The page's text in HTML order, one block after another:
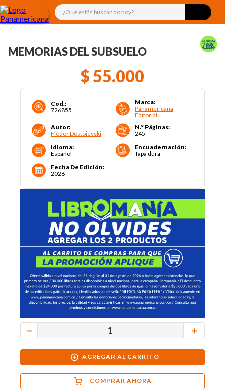
¿Qué estás buscando hoy?
MEMORIAS DEL SUBSUELO
$ 55.000
Cod.:
726855
Marca:
Panamericana
Editorial
Autor:
Fiódor Dostoievski
N.° Páginas:
245
Idioma:
Español
Encuadernación:
Tapa dura
Fecha De Edición:
2026
＋
－
AGREGAR AL CARRITO
COMPRAR AHORA